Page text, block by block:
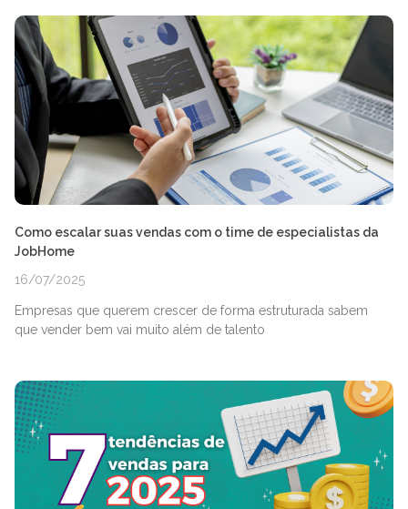
Como escalar suas vendas com o time de especialistas da
JobHome
16/07/2025
Empresas que querem crescer de forma estruturada sabem
que vender bem vai muito além de talento